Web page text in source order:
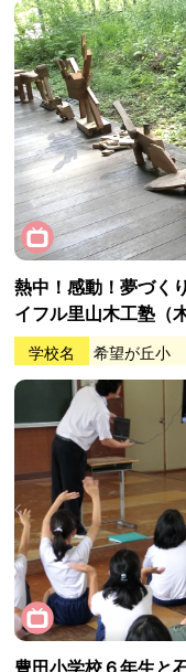
熱中！感動！夢づく
イフル里山木工塾（
学校名 希望が丘小